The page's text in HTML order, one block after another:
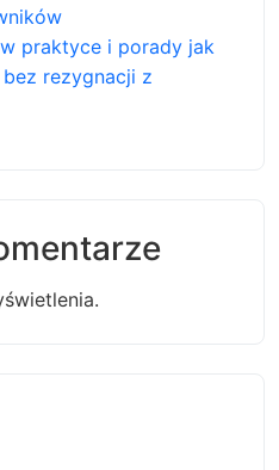
praktyce i porady jak
rezygnacji z